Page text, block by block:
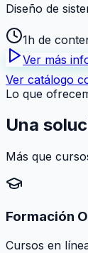
Diseño de
1h de
Ver más
Ver catálogo
Lo que
Una
Más que
Formación
Cursos en